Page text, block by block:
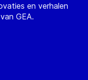
en verhalen
GEA.